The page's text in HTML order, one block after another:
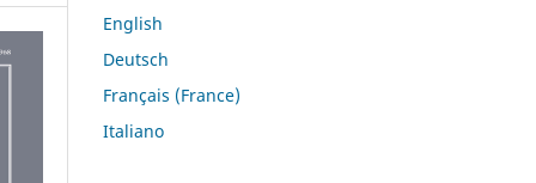
English
Deutsch
Français (France)
Italiano